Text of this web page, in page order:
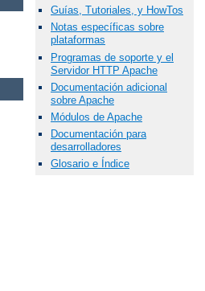
Guías, Tutoriales, y HowTos
Notas específicas sobre
plataformas
Programas de soporte y el
Servidor HTTP Apache
Documentación adicional
sobre Apache
Módulos de Apache
Documentación para
desarrolladores
Glosario e Índice